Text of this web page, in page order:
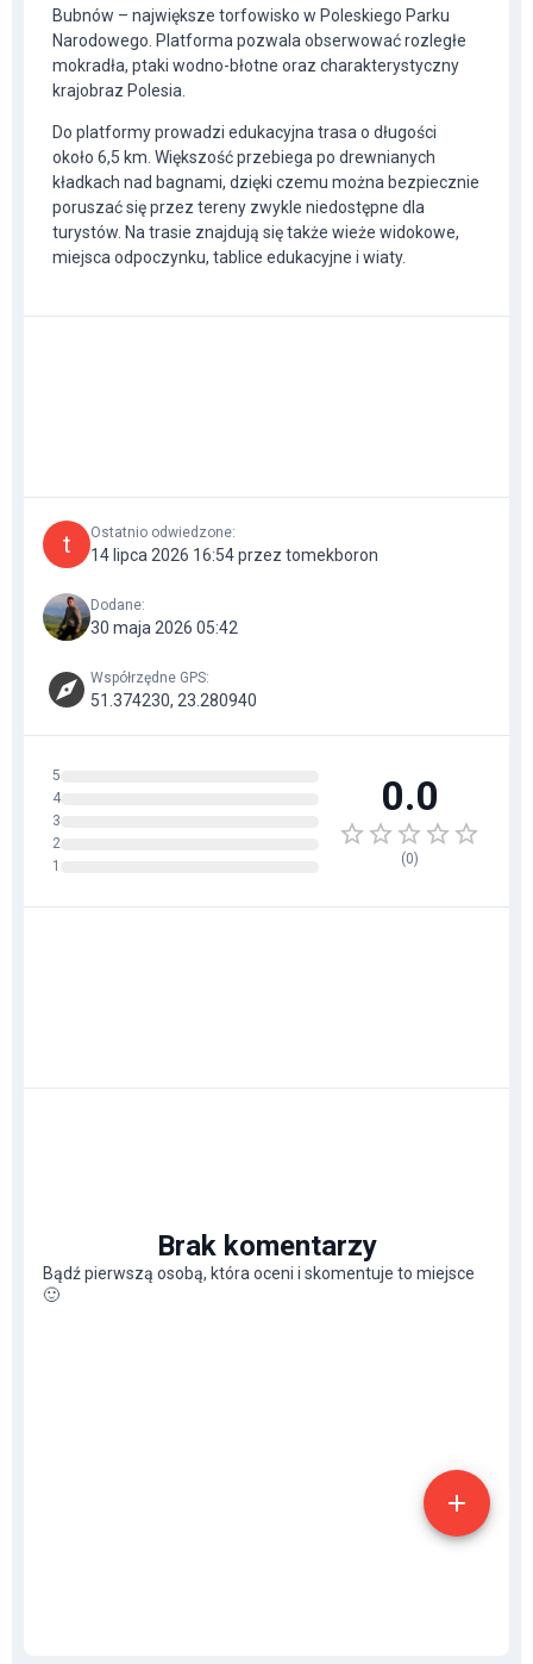
Bubnów – największe torfowisko w Poleskiego Parku
Narodowego. Platforma pozwala obserwować rozległe
mokradła, ptaki wodno-błotne oraz charakterystyczny
krajobraz Polesia.
Do platformy prowadzi edukacyjna trasa o długości
około 6,5 km. Większość przebiega po drewnianych
kładkach nad bagnami, dzięki czemu można bezpiecznie
poruszać się przez tereny zwykle niedostępne dla
turystów. Na trasie znajdują się także wieże widokowe,
miejsca odpoczynku, tablice edukacyjne i wiaty.
t Ostatnio odwiedzone:
14 lipca 2026 16:54 przez tomekboron
Dodane:
30 maja 2026 05:42
Współrzędne GPS:
51.374230, 23.280940
5
4
3
2
1
0.0
(0)
Brak komentarzy
Bądź pierwszą osobą, która oceni i skomentuje to miejsce
🙂